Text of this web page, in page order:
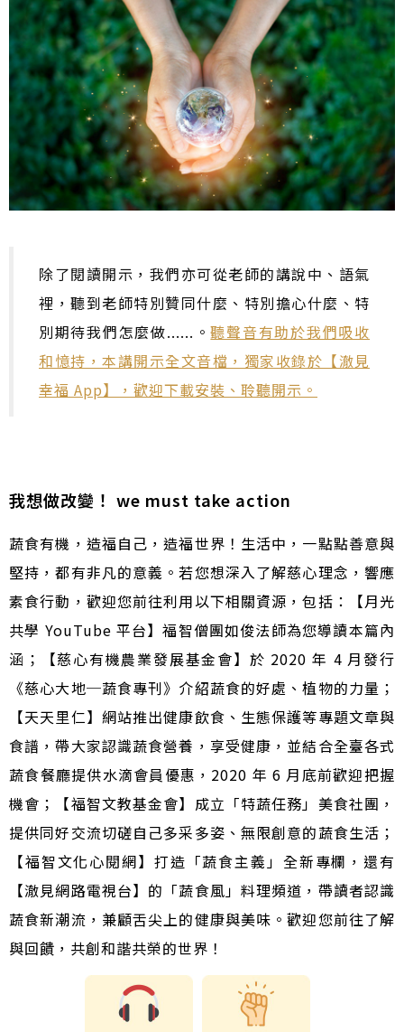
除了閱讀開示，我們亦可從老師的講說中、語氣
裡，聽到老師特別贊同什麼、特別擔心什麼、特
別期待我們怎麼做......。聽聲音有助於我們吸收
和憶持，本講開示全文音檔，獨家收錄於【澈見
幸福 App】，歡迎下載安裝 、聆聽開示。
我想做改變！ we must take action
蔬食有機，造福自己，造福世界！生活中，一點點善意與
堅持，都有非凡的意義。若您想深入了解慈心理念，響應
素食行動，歡迎您前往利用以下相關資源，包括：【月光
共學 YouTube 平台】福智僧團如俊法師為您導讀本篇內
涵；【慈心有機農業發展基金會】於 2020 年 4 月發行
《慈心大地─蔬食專刊》介紹蔬食的好處、植物的力量；
【天天里仁】網站推出健康飲食、生態保護等專題文章與
食譜，帶大家認識蔬食營養，享受健康，並結合全臺各式
蔬食餐廳提供水滴會員優惠，2020 年 6 月底前歡迎把握
機會；【福智文教基金會】成立「特蔬任務」美食社團，
提供同好交流切磋自己多采多姿、無限創意的蔬食生活；
【福智文化心閱網】打造「蔬食主義」全新專欄，還有
【澈見網路電視台】的「蔬食風」料理頻道，帶讀者認識
蔬食新潮流，兼顧舌尖上的健康與美味。歡迎您前往了解
與回饋，共創和諧共榮的世界！